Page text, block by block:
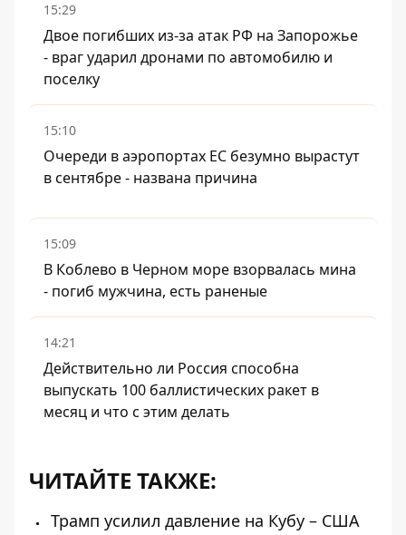
15:29
Двое погибших из-за атак РФ на Запорожье
- враг ударил дронами по автомобилю и
поселку
15:10
Очереди в аэропортах ЕС безумно вырастут
в сентябре - названа причина
15:09
В Коблево в Черном море взорвалась мина
- погиб мужчина, есть раненые
14:21
Действительно ли Россия способна
выпускать 100 баллистических ракет в
месяц и что с этим делать
ЧИТАЙТЕ ТАКЖЕ:
Трамп усилил давление на Кубу – США